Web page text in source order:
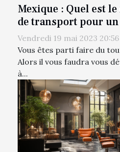
Mexique : Quel est
de transport pour
Vendredi 19 mai 2023 20:56
Vous êtes parti faire du
Alors il vous faudra vous
à...